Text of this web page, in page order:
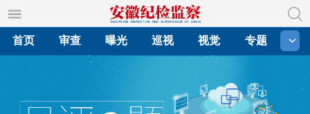
首页
审查 曝光 巡视 视觉 专题